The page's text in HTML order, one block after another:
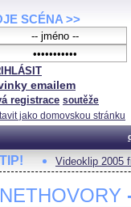
SCÉNA >>
emailem
registrace soutěže
jako domovskou stránku
TIP! Videoklip 2005
NETHOVORY